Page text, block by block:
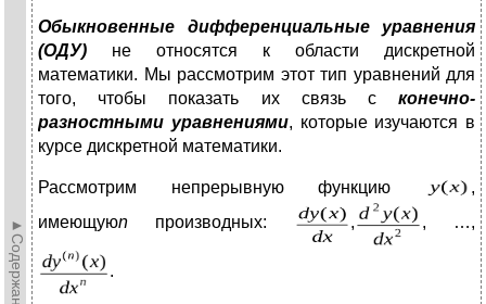
►Содержание►
Обыкновенные дифференциальные уравнения
(ОДУ) не относятся к области дискретной
математики. Мы рассмотрим этот тип уравнений для
того, чтобы показать их связь с конечно-
разностными уравнениями, которые изучаются в
курсе дискретной математики.
Рассмотрим непрерывную функцию
,
имеющуюn производных: , , …,
.